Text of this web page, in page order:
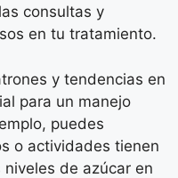
consultas y
en tu tratamiento.
y tendencias en
para un manejo
puedes
o actividades tienen
de azúcar en